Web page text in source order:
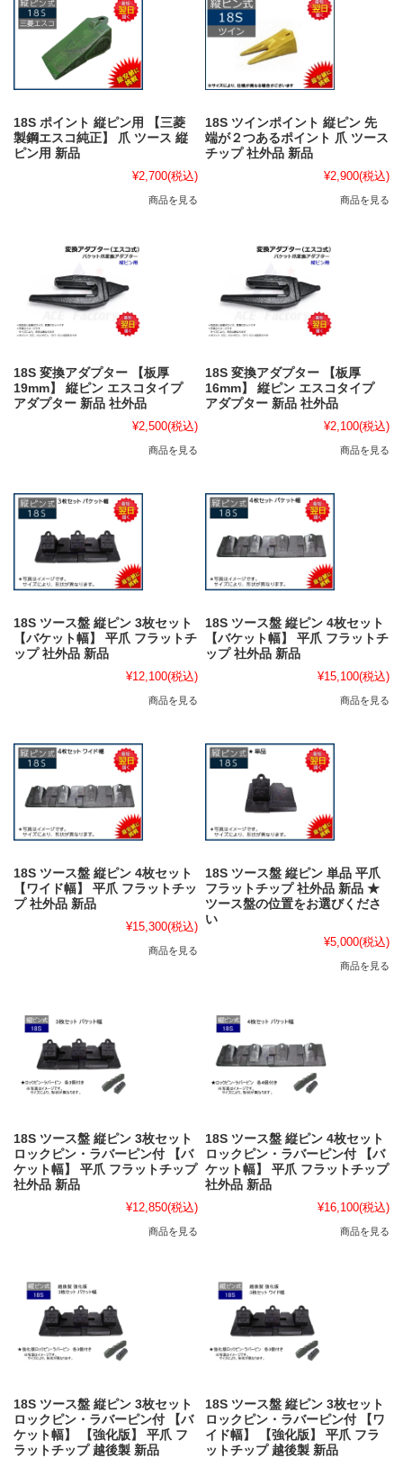
18S ポイント 縦ピン用 【三菱
製鋼エスコ純正】 爪 ツース 縦
ピン用 新品
¥2,700(税込)
商品を見る
18S ツインポイント 縦ピン 先
端が２つあるポイント 爪 ツース
チップ 社外品 新品
¥2,900(税込)
商品を見る
18S 変換アダプター 【板厚
19mm】 縦ピン エスコタイプ
アダプター 新品 社外品
¥2,500(税込)
商品を見る
18S 変換アダプター 【板厚
16mm】 縦ピン エスコタイプ
アダプター 新品 社外品
¥2,100(税込)
商品を見る
18S ツース盤 縦ピン 3枚セット
【バケット幅】 平爪 フラットチ
ップ 社外品 新品
¥12,100(税込)
商品を見る
18S ツース盤 縦ピン 4枚セット
【バケット幅】 平爪 フラットチ
ップ 社外品 新品
¥15,100(税込)
商品を見る
18S ツース盤 縦ピン 4枚セット
【ワイド幅】 平爪 フラットチッ
プ 社外品 新品
¥15,300(税込)
商品を見る
18S ツース盤 縦ピン 単品 平爪
フラットチップ 社外品 新品 ★
ツース盤の位置をお選びくださ
い
¥5,000(税込)
商品を見る
18S ツース盤 縦ピン 3枚セット
ロックピン・ラバーピン付 【バ
ケット幅】 平爪 フラットチップ
社外品 新品
¥12,850(税込)
商品を見る
18S ツース盤 縦ピン 4枚セット
ロックピン・ラバーピン付 【バ
ケット幅】 平爪 フラットチップ
社外品 新品
¥16,100(税込)
商品を見る
18S ツース盤 縦ピン 3枚セット
ロックピン・ラバーピン付 【バ
ケット幅】 【強化版】 平爪 フ
ラットチップ 越後製 新品
18S ツース盤 縦ピン 3枚セット
ロックピン・ラバーピン付 【ワ
イド幅】 【強化版】 平爪 フラ
ットチップ 越後製 新品